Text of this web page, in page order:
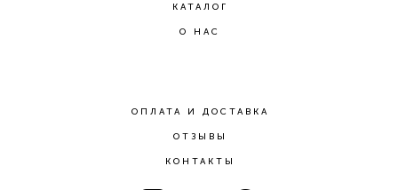
КАТАЛОГ
О НАС
ОПЛАТА И ДОСТАВКА
ОТЗЫВЫ
КОНТАКТЫ